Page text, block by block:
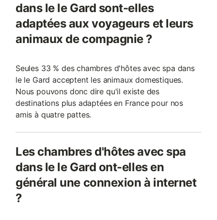
dans le le Gard sont-elles
adaptées aux voyageurs et leurs
animaux de compagnie ?
Seules 33 % des chambres d'hôtes avec spa dans
le le Gard acceptent les animaux domestiques.
Nous pouvons donc dire qu'il existe des
destinations plus adaptées en France pour nos
amis à quatre pattes.
Les chambres d'hôtes avec spa
dans le le Gard ont-elles en
général une connexion à internet
?